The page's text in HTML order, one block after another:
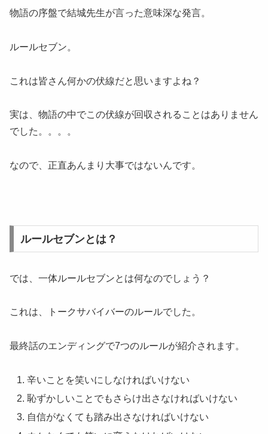
物語の序盤で結城先生が言った意味深な発言。
ルールセブン。
これは皆さん何かの伏線だと思いますよね？
実は、物語の中でこの伏線が回収されることはありません
でした。。。。
なので、正直あんまり大事ではないんです。
ルールセブンとは？
では、一体ルールセブンとは何なのでしょう？
これは、トークサバイバーのルールでした。
最終話のエンディングで7つのルールが紹介されます。
辛いことを笑いにしなければいけない
恥ずかしいことでもさらけ出さなければいけない
自信がなくても踏み出さなければいけない